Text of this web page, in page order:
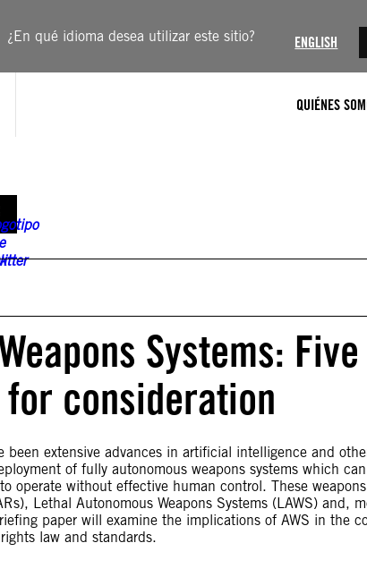
¿En qué idioma desea utilizar este sitio? ENGLISH
QUIÉNES
Systems:
consideration
been extensive advances in artificial intelligence and
of fully autonomous weapons systems which
operate without effective human control. These
Lethal Autonomous Weapons Systems (LAWS) and,
paper will examine the implications of AWS in the
law and standards.